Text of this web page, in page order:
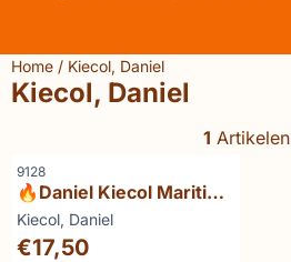
Home / Kiecol, Daniel
Kiecol, Daniel
1 Artikelen
Artikelnummer
9128
🔥Daniel Kiecol Maritime
painting Maritieme
schilderkunst
Merk:
Kiecol, Daniel
Prijs: 17,50
€17,50